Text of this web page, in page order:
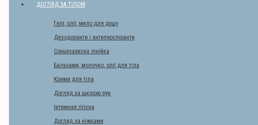
ДОГЛЯД ЗА ТІЛОМ
Гелі, олії, мило для душу
Дезодоранти і антиперспіранти
Сонцезахисна лінійка
Бальзами, молочко, олії для тіла
Креми для тіла
Догляд за шкірою рук
Інтимная гігієна
Догляд за ніжками